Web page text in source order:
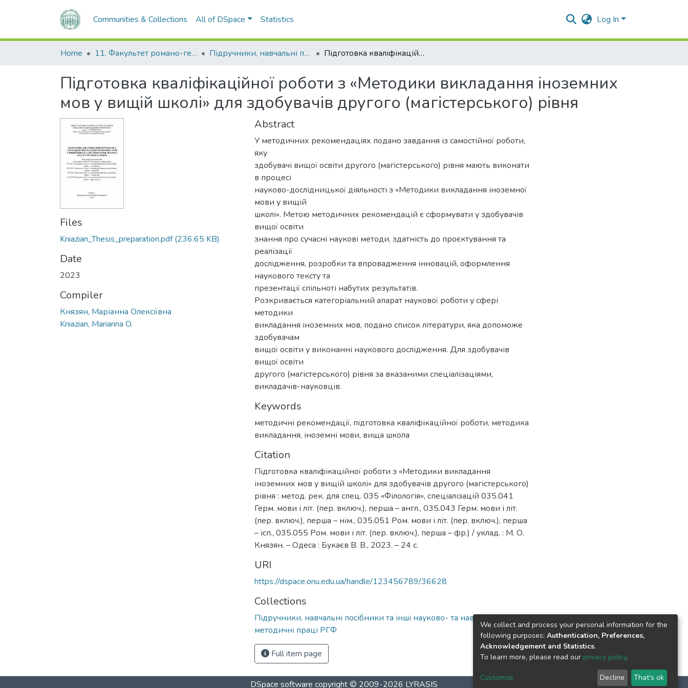
Communities & Collections All of DSpace Statistics Log In
Home 11. Факультет романо-германської філології Підручники, навчальні посібники та інші науково- та навчально-методичні праці РГФ Підготовка кваліфікаційної роботи з «Методики викладання іноземних мов у вищій школі» для здобувачів другого (магістерського) рівня
Підготовка кваліфікаційної роботи з «Методики викладання іноземних
мов у вищій школі» для здобувачів другого (магістерського) рівня
Files
Kniazian_Thesis_preparation.pdf(236.65 KB)
Date
2023
Compiler
Князян, Маріанна Олексіївна
Kniazian, Marianna O.
Abstract
У методичних рекомендаціях подано завдання із самостійної роботи,
яку
здобувачі вищої освіти другого (магістерського) рівня мають виконати
в процесі
науково-дослідницької діяльності з «Методики викладання іноземної
мови у вищій
школі». Метою методичних рекомендацій є сформувати у здобувачів
вищої освіти
знання про сучасні наукові методи, здатність до проєктування та
реалізації
дослідження, розробки та впровадження інновацій, оформлення
наукового тексту та
презентації спільноті набутих результатів.
Розкривається категоріальний апарат наукової роботи у сфері
методики
викладання іноземних мов, подано список літератури, яка допоможе
здобувачам
вищої освіти у виконанні наукового дослідження. Для здобувачів
вищої освіти
другого (магістерського) рівня за вказаними спеціалізаціями,
викладачів-науковців.
Keywords
методичні рекомендації, підготовка кваліфікаційної роботи, методика
викладання, іноземні мови, вища школа
Citation
Підготовка кваліфікаційної роботи з «Методики викладання
іноземних мов у вищій школі» для здобувачів другого (магістерського)
рівня : метод. рек. для спец. 035 «Філологія», спеціалізацій 035.041
Герм. мови і літ. (пер. включ.), перша – англ., 035.043 Герм. мови і літ.
(пер. включ.), перша – нім., 035.051 Ром. мови і літ. (пер. включ.), перша
– ісп., 035.055 Ром. мови і літ. (пер. включ.), перша – фр.) / уклад. : М. О.
Князян. – Одеса : Букаєв В. В., 2023. – 24 с.
URI
https://dspace.onu.edu.ua/handle/123456789/36628
Collections
Підручники, навчальні посібники та інші науково- та навчально-
методичні праці РГФ
Full item page
DSpace software copyright © 2009-2026 LYRASIS
We collect and process your personal information for the
following purposes: Authentication, Preferences,
Acknowledgement and Statistics.
To learn more, please read our privacy policy.
Customize Decline That's ok